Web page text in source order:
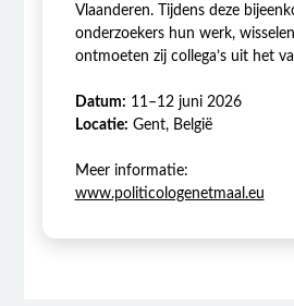
Vlaanderen. Tijdens deze
onderzoekers hun werk,
ontmoeten zij collega’s uit het
Datum: 11–12 juni 2026
Locatie: Gent, België
Meer informatie:
www.politicologenetmaal.eu